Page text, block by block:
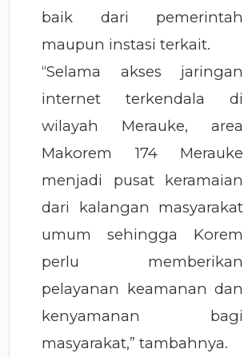
baik dari pemerintah
maupun instasi terkait.
“Selama akses jaringan
internet terkendala di
wilayah Merauke, area
Makorem 174 Merauke
menjadi pusat keramaian
dari kalangan masyarakat
umum sehingga Korem
perlu memberikan
pelayanan keamanan dan
kenyamanan bagi
masyarakat,” tambahnya.